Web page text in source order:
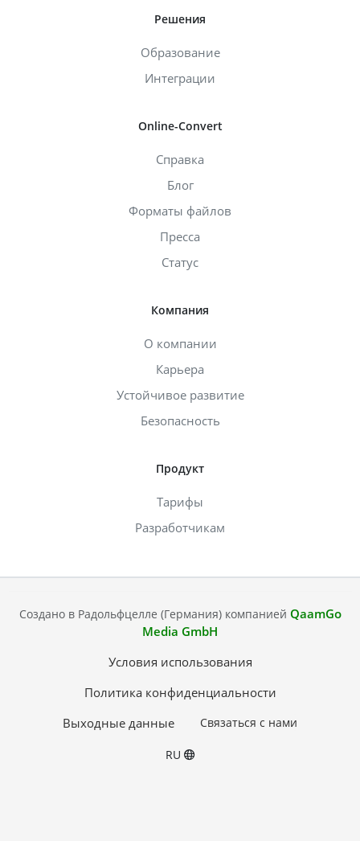
Решения
Образование
Интеграции
Online-Convert
Справка
Блог
Форматы файлов
Пресса
Статус
Компания
О компании
Карьера
Устойчивое развитие
Безопасность
Продукт
Тарифы
Разработчикам
Создано в Радольфцелле (Германия) компанией QaamGo
Media GmbH
Условия использования
Политика конфиденциальности
Выходные данные
Связаться с нами
RU